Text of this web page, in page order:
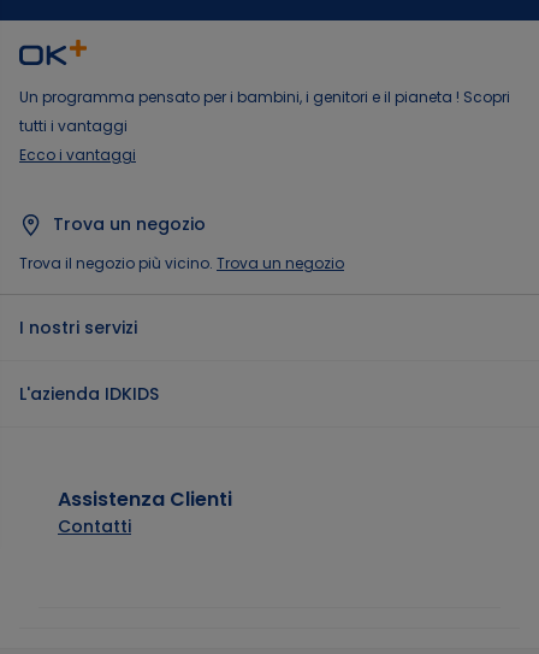
Un programma pensato per i bambini, i genitori e il pianeta ! Scopri
tutti i vantaggi
Ecco i vantaggi
Trova un negozio
Trova il negozio più vicino. Trova un negozio
I nostri servizi
L'azienda IDKIDS
Assistenza Clienti
Contatti